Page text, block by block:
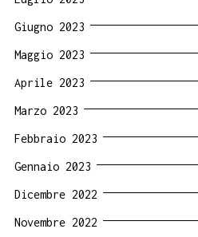
Giugno 2023
Maggio 2023
Aprile 2023
Marzo 2023
Febbraio 2023
Gennaio 2023
Dicembre 2022
Novembre 2022